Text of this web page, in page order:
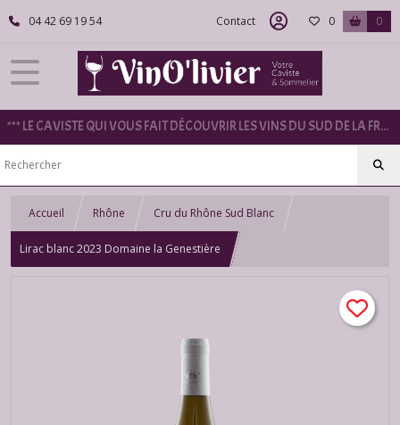
04 42 69 19 54 Contact 0 0
*** LE CAVISTE QUI VOUS FAIT DÉCOUVRIR LES VINS DU SUD DE LA FRANCE ***
Accueil Rhône Cru du Rhône Sud Blanc
Lirac blanc 2023 Domaine la Genestière